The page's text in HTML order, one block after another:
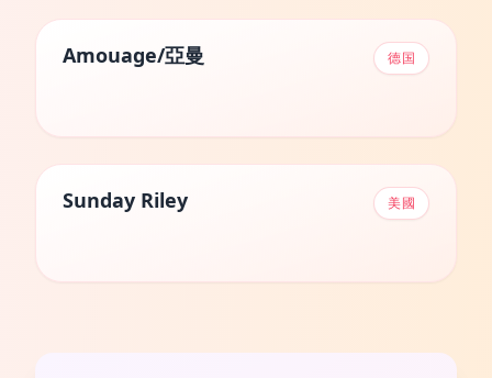
Amouage/亞曼 德国
Sunday Riley 美國